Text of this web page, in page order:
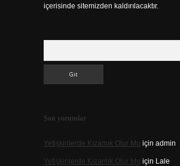
içerisinde sitemizden kaldırılacaktır.
Son yorumlar
Yetişkinlerde Kızamık Olur Mu için admin
Yetişkinlerde Kızamık Olur Mu için Lale